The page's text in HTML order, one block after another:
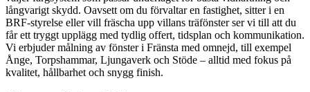
långvarigt skydd. Oavsett om du förvaltar en fastighet, sitter i en
BRF-styrelse eller vill fräscha upp villans träfönster ser vi till att du
får ett tryggt upplägg med tydlig offert, tidsplan och kommunikation.
Vi erbjuder målning av fönster i Fränsta med omnejd, till exempel
Ånge, Torpshammar, Ljungaverk och Stöde – alltid med fokus på
kvalitet, hållbarhet och snygg finish.